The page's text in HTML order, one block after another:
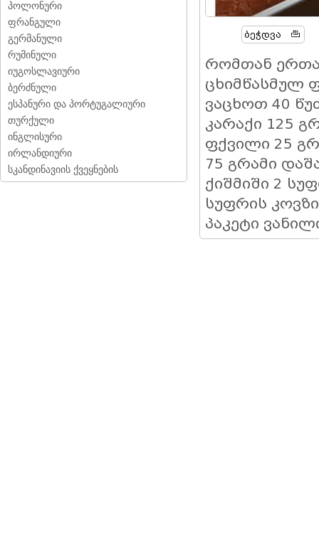
პოლონური
ფრანგული
გერმანული
რუმინული
იუგოსლავიური
ბერძნული
ესპანური და პორტუგალიური
თურქული
ინგლისური
ირლანდიური
სკანდინავიის ქვეყნების
Ბეჭდვა
რომთან
ცხიმწასმულ
ვაცხოთ 40
კარაქი 125
ფქვილი 25
75 გრამი
ქიშმიში 2
სუფრის
პაკეტი